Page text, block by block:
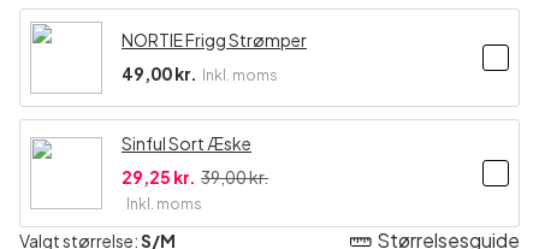
NORTIE Frigg Strømper
49,00 kr.
Inkl. moms
Sinful Sort Æske
29,25 kr. 39,00 kr.
Inkl. moms
Valgt størrelse:S/M Størrelsesguide